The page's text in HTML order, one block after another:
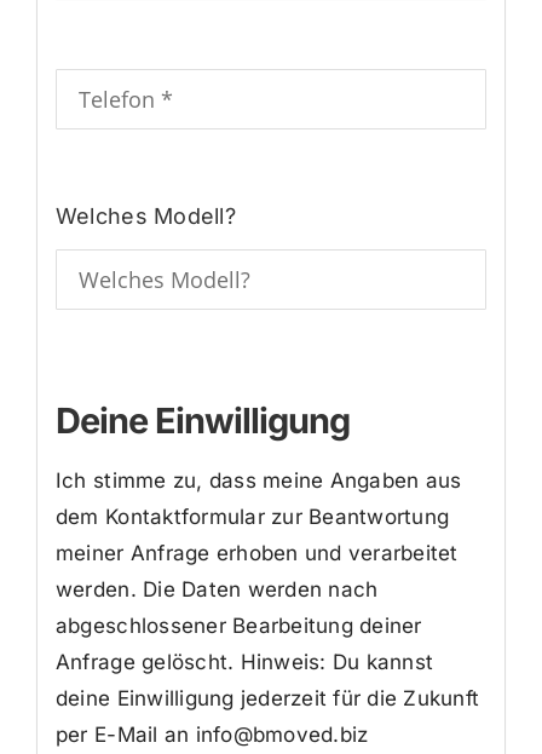
Welches Modell?
Deine Einwilligung
Ich stimme zu, dass meine Angaben aus
dem Kontaktformular zur Beantwortung
meiner Anfrage erhoben und verarbeitet
werden. Die Daten werden nach
abgeschlossener Bearbeitung deiner
Anfrage gelöscht. Hinweis: Du kannst
deine Einwilligung jederzeit für die Zukunft
per E-Mail an info@bmoved.biz